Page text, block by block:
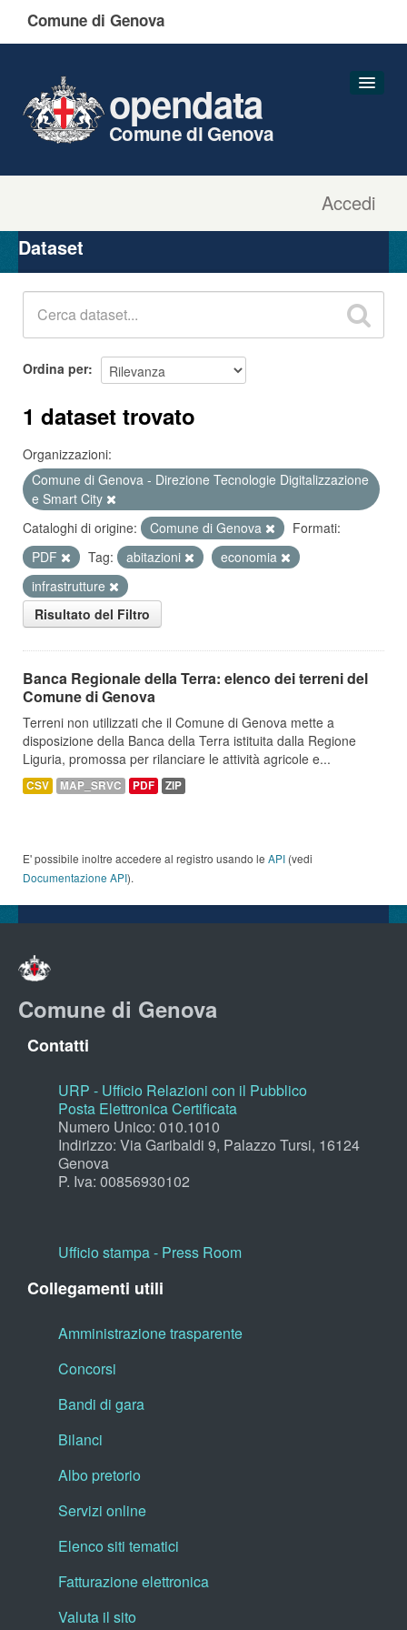
Comune di Genova
Accedi
opendata
Comune di Genova
Organizzazioni
Gruppi
Dataset
Ordina per
1 dataset trovato
Organizzazioni:
Comune di Genova - Direzione Tecnologie Digitalizzazione
e Smart City
Cataloghi di origine:
Comune di Genova
Formati:
PDF
Tag: abitazioni
economia
infrastrutture
Risultato del Filtro
Banca Regionale della Terra: elenco dei terreni del
Comune di Genova
Terreni non utilizzati che il Comune di Genova mette a
disposizione della Banca della Terra istituita dalla Regione
Liguria, promossa per rilanciare le attività agricole e...
CSV MAP_SRVC PDF ZIP
E' possibile inoltre accedere al registro usando le API (vedi
Documentazione API).
Comune di Genova
Contatti
URP - Ufficio Relazioni con il Pubblico
Posta Elettronica Certificata
Numero Unico: 010.1010
Indirizzo: Via Garibaldi 9, Palazzo Tursi, 16124
Genova
P. Iva: 00856930102
Ufficio stampa - Press Room
Collegamenti utili
Amministrazione trasparente
Concorsi
Bandi di gara
Bilanci
Albo pretorio
Servizi online
Elenco siti tematici
Fatturazione elettronica
Valuta il sito